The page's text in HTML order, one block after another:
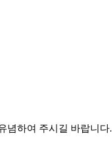
념하여 주시길 바랍니다.